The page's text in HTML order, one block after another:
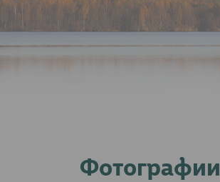
Фотографии